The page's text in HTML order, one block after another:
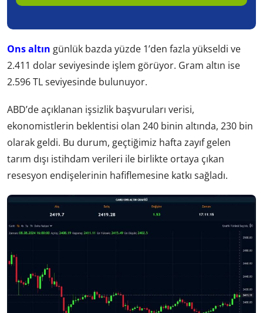
Ons altın günlük bazda yüzde 1’den fazla yükseldi ve
2.411 dolar seviyesinde işlem görüyor. Gram altın ise
2.596 TL seviyesinde bulunuyor.
ABD’de açıklanan işsizlik başvuruları verisi,
ekonomistlerin beklentisi olan 240 binin altında, 230 bin
olarak geldi. Bu durum, geçtiğimiz hafta zayıf gelen
tarım dışı istihdam verileri ile birlikte ortaya çıkan
resesyon endişelerinin hafiflemesine katkı sağladı.